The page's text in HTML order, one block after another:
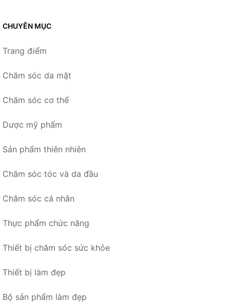
CHUYÊN MỤC
Trang điểm
Chăm sóc da mặt
Chăm sóc cơ thể
Dược mỹ phẩm
Sản phẩm thiên nhiên
Chăm sóc tóc và da đầu
Chăm sóc cá nhân
Thực phẩm chức năng
Thiết bị chăm sóc sức khỏe
Thiết bị làm đẹp
Bộ sản phẩm làm đẹp